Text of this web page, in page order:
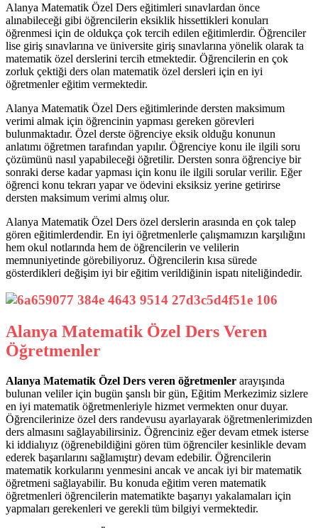
Alanya Matematik Özel Ders eğitimleri sınavlardan önce
alınabileceği gibi öğrencilerin eksiklik hissettikleri konuları
öğrenmesi için de oldukça çok tercih edilen eğitimlerdir. Öğrenciler
lise giriş sınavlarına ve üniversite giriş sınavlarına yönelik olarak ta
matematik özel derslerini tercih etmektedir. Öğrencilerin en çok
zorluk çektiği ders olan matematik özel dersleri için en iyi
öğretmenler eğitim vermektedir.
Alanya Matematik Özel Ders eğitimlerinde dersten maksimum
verimi almak için öğrencinin yapması gereken görevleri
bulunmaktadır. Özel derste öğrenciye eksik olduğu konunun
anlatımı öğretmen tarafından yapılır. Öğrenciye konu ile ilgili soru
çözümünü nasıl yapabileceği öğretilir. Dersten sonra öğrenciye bir
sonraki derse kadar yapması için konu ile ilgili sorular verilir. Eğer
öğrenci konu tekrarı yapar ve ödevini eksiksiz yerine getirirse
dersten maksimum verimi almış olur.
Alanya Matematik Özel Ders özel derslerin arasında en çok talep
gören eğitimlerdendir. En iyi öğretmenlerle çalışmamızın karşılığını
hem okul notlarında hem de öğrencilerin ve velilerin
memnuniyetinde görebiliyoruz. Öğrencilerin kısa sürede
gösterdikleri değişim iyi bir eğitim verildiğinin ispatı niteliğindedir.
Alanya Matematik Özel Ders Veren
Öğretmenler
Alanya Matematik Özel Ders veren öğretmenler arayışında
bulunan veliler için bugün şanslı bir gün, Eğitim Merkezimiz sizlere
en iyi matematik öğretmenleriyle hizmet vermekten onur duyar.
Öğrencilerinize özel ders randevusu ayarlayarak öğretmenlerimizden
ders almasını sağlayabilirsiniz. Öğrenciniz eğer devam etmek isterse
ki iddialıyız (öğrenebildiğini gören tüm öğrenciler kesinlikle devam
ederek başarılarını sağlamıştır) devam edebilir. Öğrencilerin
matematik korkularını yenmesini ancak ve ancak iyi bir matematik
öğretmeni sağlayabilir. Bu konuda eğitim veren matematik
öğretmenleri öğrencilerin matematikte başarıyı yakalamaları için
yapmaları gerekenleri ve gerekli tüm bilgiyi vermektedir.